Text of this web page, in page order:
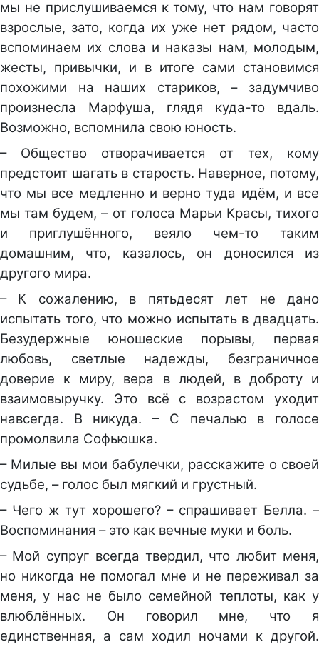
мы не прислушиваемся к тому, что нам говорят
взрослые, зато, когда их уже нет рядом, часто
вспоминаем их слова и наказы нам, молодым,
жесты, привычки, и в итоге сами становимся
похожими на наших стариков, – задумчиво
произнесла Марфуша, глядя куда-то вдаль.
Возможно, вспомнила свою юность.
– Общество отворачивается от тех, кому
предстоит шагать в старость. Наверное, потому,
что мы все медленно и верно туда идём, и все
мы там будем, – от голоса Марьи Красы, тихого
и приглушённого, веяло чем-то таким
домашним, что, казалось, он доносился из
другого мира.
– К сожалению, в пятьдесят лет не дано
испытать того, что можно испытать в двадцать.
Безудержные юношеские порывы, первая
любовь, светлые надежды, безграничное
доверие к миру, вера в людей, в доброту и
взаимовыручку. Это всё с возрастом уходит
навсегда. В никуда. – С печалью в голосе
промолвила Софьюшка.
– Милые вы мои бабулечки, расскажите о своей
судьбе, – голос был мягкий и грустный.
– Чего ж тут хорошего? – спрашивает Белла. –
Воспоминания – это как вечные муки и боль.
– Мой супруг всегда твердил, что любит меня,
но никогда не помогал мне и не переживал за
меня, у нас не было семейной теплоты, как у
влюблённых. Он говорил мне, что я
единственная, а сам ходил ночами к другой.